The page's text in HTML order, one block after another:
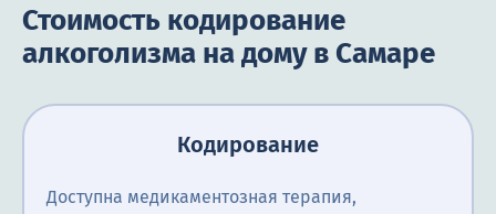
Стоимость кодирование
алкоголизма на дому в Самаре
Кодирование
Доступна медикаментозная терапия,